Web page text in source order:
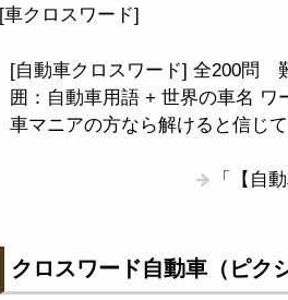
[車クロスワード]
[自動車クロスワード] 全200
囲：自動車用語 + 世界の車名 ワ
車マニアの方なら解けると信じ
「【自
クロスワード自動車（ピク